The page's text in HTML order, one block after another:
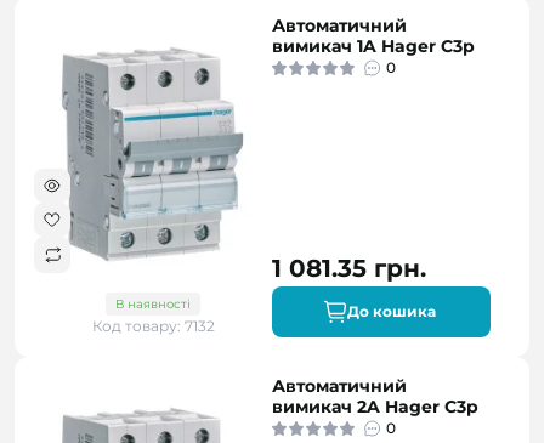
В наявності
Код товару: 7132
Автоматичний
вимикач 1A Hager C3p
0
1 081.35 грн.
До кошика
Автоматичний
вимикач 2A Hager C3p
0